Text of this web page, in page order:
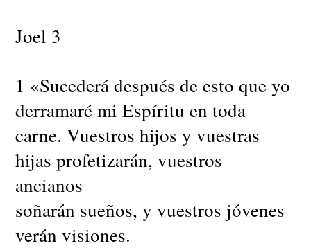
Joel 3
1 «Sucederá después de esto que yo
derramaré mi Espíritu en toda
carne. Vuestros hijos y vuestras
hijas profetizarán, vuestros
ancianos
soñarán sueños, y vuestros jóvenes
verán visiones.